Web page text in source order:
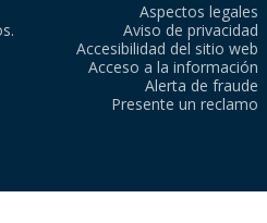
Aspectos legales
Aviso de privacidad
Accesibilidad del sitio web
Acceso a la información
Alerta de fraude
Presente un reclamo